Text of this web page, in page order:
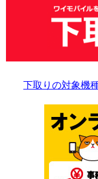
下取りの対象機